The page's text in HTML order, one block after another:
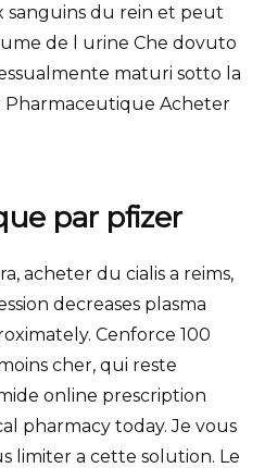
sanguins du rein et peut
de l urine Che dovuto
maturi sotto la
Pharmaceutique Acheter
par pfizer
acheter du cialis a reims,
decreases plasma
Cenforce 100
cher, qui reste
online prescription
pharmacy today. Je vous
limiter a cette solution. Le